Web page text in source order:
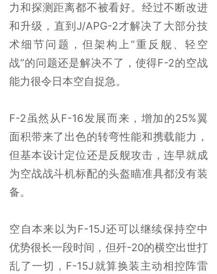
力和探测距离都不被看好。经过不断改进
和升级，直到J/APG-2才解决了大部分技
术细节问题，但架构上“重反舰、轻空
战”的问题还是解决不了，使得F-2的空战
能力很令日本空自捉急。
F-2虽然从F-16发展而来，增加的25%翼
面积带来了出色的转弯性能和携载能力，
但基本设计定位还是反舰攻击，连早就成
为空战战斗机标配的头盔瞄准具都没有装
备。
空自本来以为F-15J还可以继续保持空中
优势很长一段时间，但歼-20的横空出世打
乱了一切，F-15J就算换装主动相控阵雷